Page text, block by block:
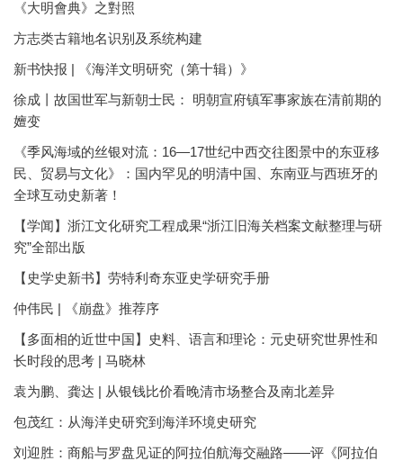
《大明會典》之對照
方志类古籍地名识别及系统构建
新书快报 | 《海洋文明研究（第十辑）》
徐成丨故国世军与新朝士民： 明朝宣府镇军事家族在清前期的
嬗变
《季风海域的丝银对流：16—17世纪中西交往图景中的东亚移
民、贸易与文化》：国内罕见的明清中国、东南亚与西班牙的
全球互动史新著！
【学闻】浙江文化研究工程成果“浙江旧海关档案文献整理与研
究”全部出版
【史学史新书】劳特利奇东亚史学研究手册
仲伟民 | 《崩盘》推荐序
【多面相的近世中国】史料、语言和理论：元史研究世界性和
长时段的思考 | 马晓林
袁为鹏、龚达 | 从银钱比价看晚清市场整合及南北差异
包茂红：从海洋史研究到海洋环境史研究
刘迎胜：商船与罗盘见证的阿拉伯航海交融路——评《阿拉伯